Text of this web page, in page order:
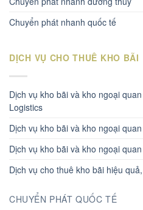
Chuyển phát nhanh quốc tế
DỊCH VỤ CHO THUÊ KHO BÃI
Dịch vụ kho bãi và kho ngoại
Logistics
Dịch vụ kho bãi và kho ngoại
Dịch vụ kho bãi và kho ngoại
Dịch vụ cho thuê kho bãi hiệu
CHUYỂN PHÁT QUỐC TẾ